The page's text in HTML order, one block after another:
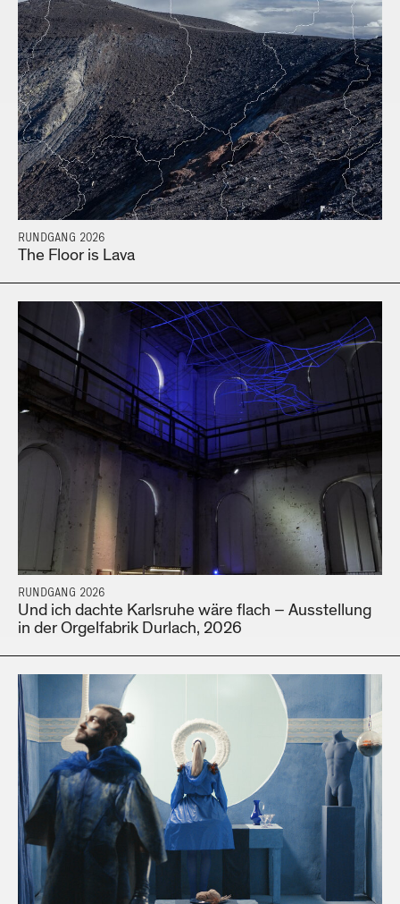
RUNDGANG 2026
The Floor is Lava
RUNDGANG 2026
Und ich dachte Karlsruhe wäre flach – Ausstellung
in der Orgelfabrik Durlach, 2026